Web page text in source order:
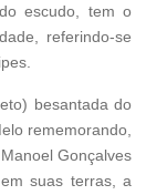
tem o
referindo-se
besantada do
rememorando,
Gonçalves
suas terras, a